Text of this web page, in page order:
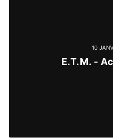
10
E.T.M. -